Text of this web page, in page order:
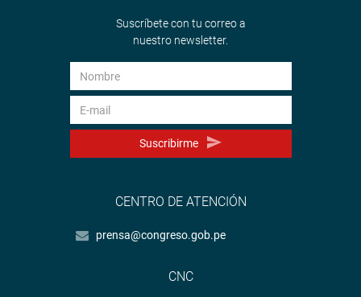
Suscríbete con tu correo a
nuestro newsletter.
Suscribirme
CENTRO DE ATENCIÓN
prensa@congreso.gob.pe
CNC